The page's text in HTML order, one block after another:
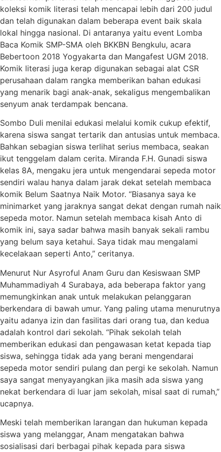
koleksi komik literasi telah mencapai lebih dari 200 judul
dan telah digunakan dalam beberapa event baik skala
lokal hingga nasional. Di antaranya yaitu event Lomba
Baca Komik SMP-SMA oleh BKKBN Bengkulu, acara
Bebertoon 2018 Yogyakarta dan Mangafest UGM 2018.
Komik literasi juga kerap digunakan sebagai alat CSR
perusahaan dalam rangka memberikan bahan edukasi
yang menarik bagi anak-anak, sekaligus mengembalikan
senyum anak terdampak bencana.
Sombo Duli menilai edukasi melalui komik cukup efektif,
karena siswa sangat tertarik dan antusias untuk membaca.
Bahkan sebagian siswa terlihat serius membaca, seakan
ikut tenggelam dalam cerita. Miranda F.H. Gunadi siswa
kelas 8A, mengaku jera untuk mengendarai sepeda motor
sendiri walau hanya dalam jarak dekat setelah membaca
komik Belum Saatnya Naik Motor. “Biasanya saya ke
minimarket yang jaraknya sangat dekat dengan rumah naik
sepeda motor. Namun setelah membaca kisah Anto di
komik ini, saya sadar bahwa masih banyak sekali rambu
yang belum saya ketahui. Saya tidak mau mengalami
kecelakaan seperti Anto,” ceritanya.
Menurut Nur Asyroful Anam Guru dan Kesiswaan SMP
Muhammadiyah 4 Surabaya, ada beberapa faktor yang
memungkinkan anak untuk melakukan pelanggaran
berkendara di bawah umur. Yang paling utama menurutnya
yaitu adanya izin dan fasilitas dari orang tua, dan kedua
adalah kontrol dari sekolah. “Pihak sekolah telah
memberikan edukasi dan pengawasan ketat kepada tiap
siswa, sehingga tidak ada yang berani mengendarai
sepeda motor sendiri pulang dan pergi ke sekolah. Namun
saya sangat menyayangkan jika masih ada siswa yang
nekat berkendara di luar jam sekolah, misal saat di rumah,”
ucapnya.
Meski telah memberikan larangan dan hukuman kepada
siswa yang melanggar, Anam mengatakan bahwa
sosialisasi dari berbagai pihak kepada para siswa